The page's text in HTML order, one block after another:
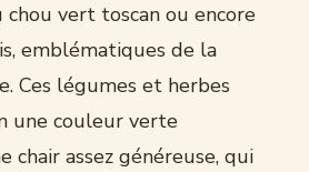
chou vert toscan ou encore
emblématiques de la
Ces légumes et herbes
une couleur verte
chair assez généreuse, qui